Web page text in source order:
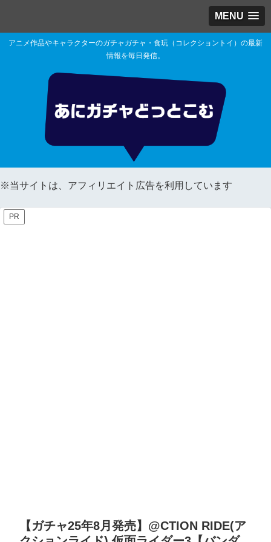
MENU
アニメ作品やキャラクターのガチャガチャ・食玩（コレクショントイ）の最新
情報を毎日発信。
※当サイトは、アフィリエイト広告を利用しています
PR
【ガチャ25年8月発売】@CTION RIDE(ア